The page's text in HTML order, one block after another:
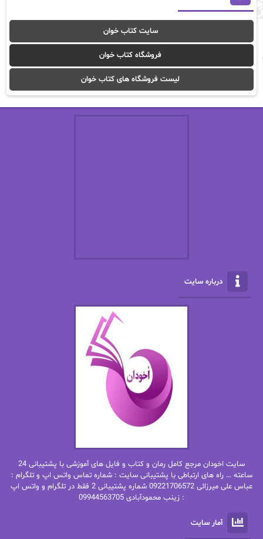
آوا موسوی آیدا (Aixi)
آیدا باقری آیسان صادقی
ا_اصغر زاده ا_اصغرزاده
اریک مورگنشترن از نیلوفر لاری
الناز محمدی
امیر فرهی
باران
بهار سلطانی
بهاره شیرازی
بهاره.م
بیتا فرخی
پاتریشیا ویلسون پرتو فرهمند
پرستو اسحقی
پرستو مهاجر
سایت کتاب خوان
فروشگاه کتاب خوان
لیست فروشگاه های کتاب خوان
درباره سایت
سایت اخودان مرجع کامل رمان و کتاب و فایل های آموزشی با پشتیبانی 24
ساعته … راه های ارتباطی با پشتیبانی سایت : شماره تماس واتس اپ و تلگرام :
عباس علی میرزائی 09221706572 شماره پشتیبانی 2 فقط در تلگرام و واتس اپ
: زینب محمودآبادی 09944563705
آمار سایت